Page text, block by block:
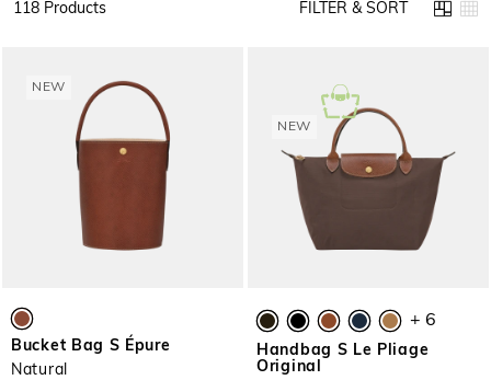
118 Products FILTER & SORT
NEW
Bucket Bag S Épure
Natural
NEW
+ 6
Handbag S Le Pliage
Original